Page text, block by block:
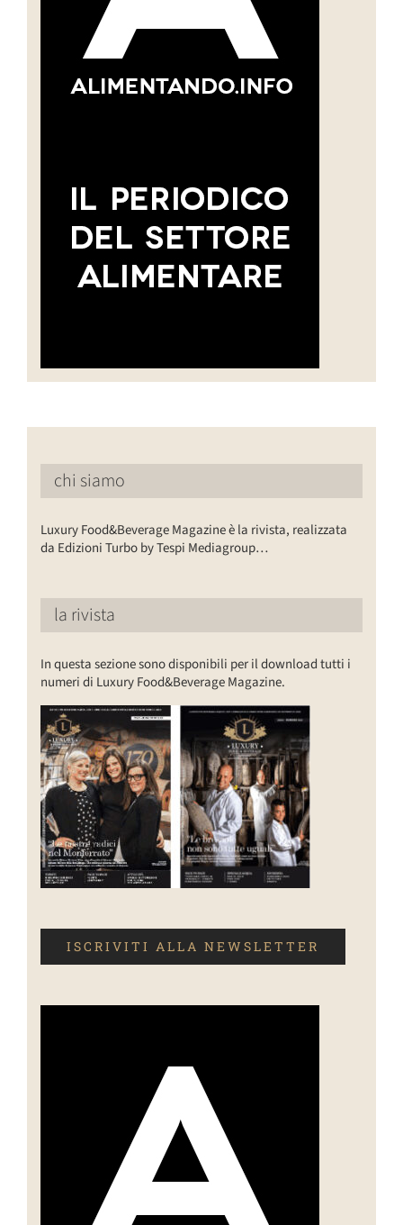
chi siamo
Luxury Food&Beverage Magazine è la rivista, realizzata
da Edizioni Turbo by Tespi Mediagroup…
la rivista
In questa sezione sono disponibili per il download tutti i
numeri di Luxury Food&Beverage Magazine.
ISCRIVITI ALLA NEWSLETTER